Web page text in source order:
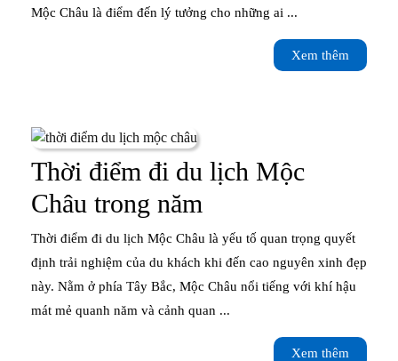
Châu
view
rẻ
Mộc Châu là điểm đến lý tưởng cho những ai ...
Xem thêm
thêm
Thời điểm đi du lịch Mộc
Châu trong năm
điểm
đi
du
Thời điểm đi du lịch Mộc Châu là yếu tố quan trọng quyết
định trải nghiệm của du khách khi đến cao nguyên xinh đẹp
này. Nằm ở phía Tây Bắc, Mộc Châu nổi tiếng với khí hậu
mát mẻ quanh năm và cảnh quan ...
Xem thêm